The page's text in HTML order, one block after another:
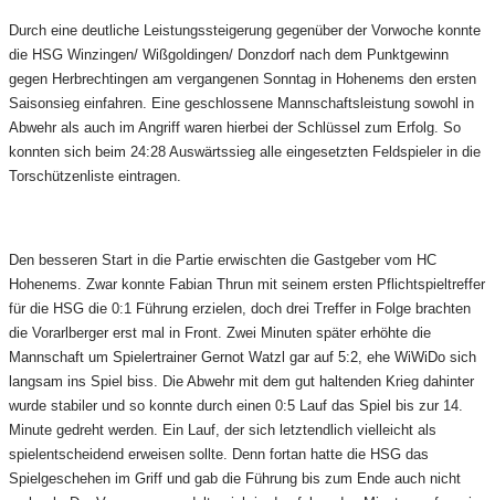
Durch eine deutliche Leistungssteigerung gegenüber der Vorwoche konnte
die HSG Winzingen/ Wißgoldingen/ Donzdorf nach dem Punktgewinn
gegen Herbrechtingen am vergangenen Sonntag in Hohenems den ersten
Saisonsieg einfahren. Eine geschlossene Mannschaftsleistung sowohl in
Abwehr als auch im Angriff waren hierbei der Schlüssel zum Erfolg. So
konnten sich beim 24:28 Auswärtssieg alle eingesetzten Feldspieler in die
Torschützenliste eintragen.
Den besseren Start in die Partie erwischten die Gastgeber vom HC
Hohenems. Zwar konnte Fabian Thrun mit seinem ersten Pflichtspieltreffer
für die HSG die 0:1 Führung erzielen, doch drei Treffer in Folge brachten
die Vorarlberger erst mal in Front. Zwei Minuten später erhöhte die
Mannschaft um Spielertrainer Gernot Watzl gar auf 5:2, ehe WiWiDo sich
langsam ins Spiel biss. Die Abwehr mit dem gut haltenden Krieg dahinter
wurde stabiler und so konnte durch einen 0:5 Lauf das Spiel bis zur 14.
Minute gedreht werden. Ein Lauf, der sich letztendlich vielleicht als
spielentscheidend erweisen sollte. Denn fortan hatte die HSG das
Spielgeschehen im Griff und gab die Führung bis zum Ende auch nicht